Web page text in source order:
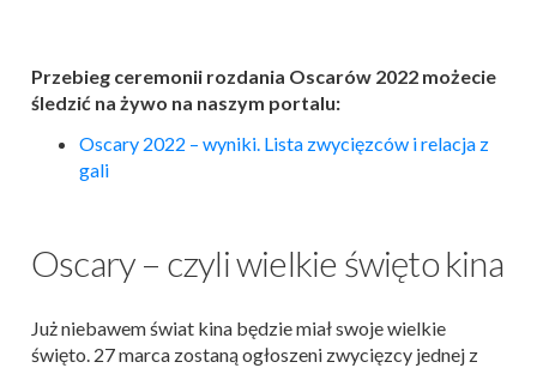
Przebieg ceremonii rozdania Oscarów 2022 możecie
śledzić na żywo na naszym portalu:
Oscary 2022 – wyniki. Lista zwycięzców i relacja z
gali
Oscary – czyli wielkie święto kina
Już niebawem świat kina będzie miał swoje wielkie
święto. 27 marca zostaną ogłoszeni zwycięzcy jednej z